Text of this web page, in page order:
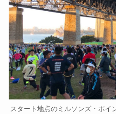
スタート地点のミルソンズ・ポイ